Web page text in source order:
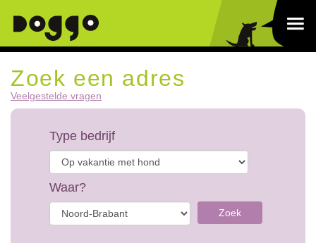
Zoek een adres
Veelgestelde vragen
Type bedrijf
Waar?
Zoek